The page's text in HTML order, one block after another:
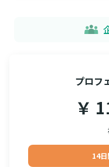
プロフ
￥
14